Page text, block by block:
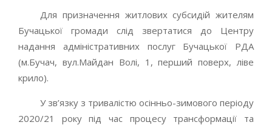
Для призначення житлових субсидій жителям
Бучацької громади слід звертатися до Центру
надання адміністративних послуг Бучацької РДА
(м.Бучач, вул.Майдан Волі, 1, перший поверх, ліве
крило).
У зв’язку з тривалістю осінньо-зимового періоду
2020/21 року під час процесу трансформації та